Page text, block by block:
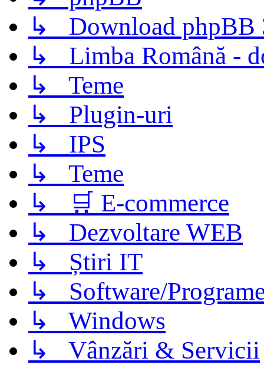
↳ Download phpBB
↳ Limba Română -
↳ Teme
↳ Plugin-uri
↳ IPS
↳ Teme
↳ 🛒 E-commerce
↳ Dezvoltare WEB
↳ Știri IT
↳ Software/
↳ Windows
↳ Vânzări & Servicii